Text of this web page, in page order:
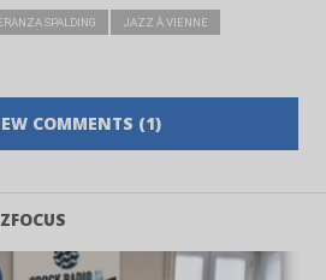
SPALDING JAZZ À VIENNE
COMMENTS (1)